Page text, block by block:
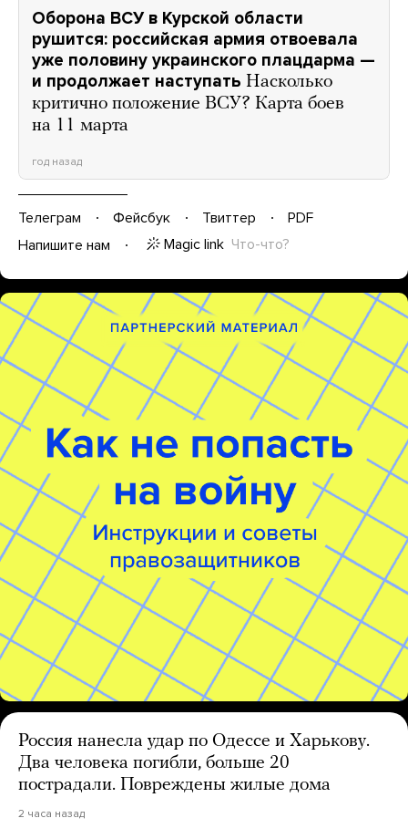
Оборона ВСУ в Курской области
рушится: российская армия отвоевала
уже половину украинского плацдарма —
и продолжает наступать Насколько
критично положение ВСУ? Карта боев
на 11 марта
год назад
Телеграм Фейсбук Твиттер
PDF
Напишите нам
Magic link Что-что?
Россия нанесла удар по Одессе и Харькову.
Два человека погибли, больше 20
пострадали. Повреждены жилые дома
2 часа назад